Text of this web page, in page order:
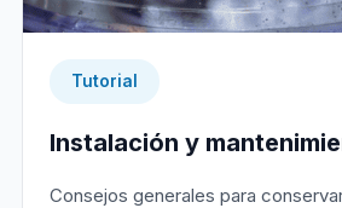
Tutorial
Instalación y
Consejos generales para